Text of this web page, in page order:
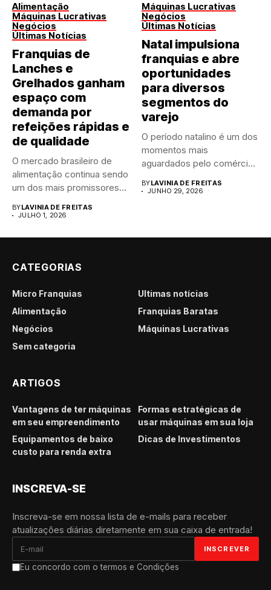
Alimentação
Máquinas Lucrativas
Negócios
Últimas Notícias
Franquias de
Lanches e
Grelhados ganham
espaço com
demanda por
refeições rápidas e
de qualidade
O mercado brasileiro de
alimentação continua sendo
um dos mais promissores
BYLAVINIA DE FREITAS
JULHO 1, 2026
Máquinas Lucrativas
Negócios
Últimas Notícias
Natal impulsiona
franquias e abre
oportunidades
para diversos
segmentos do
varejo
O período natalino é um dos
momentos mais
aguardados pelo comércio
BYLAVINIA DE FREITAS
JUNHO 29, 2026
CATEGORIAS
Micro Franquias
Últimas notícias
Alimentação
Franquias Baratas
Negócios
Máquinas Lucrativas
Sem categoria
ARTIGOS
Vantagens de ter máquinas
em seu empreendimento
Formas estratégicas de
usar máquinas em sua loja
Equipamentos de baixo
custo para renda extra
Dicas de Investimentos
INSCREVA-SE
Inscreva-se em nossa lista de e-mails para receber
atualizações diárias diretamente em sua caixa de entrada!
Eu concordo com o termos e Condições